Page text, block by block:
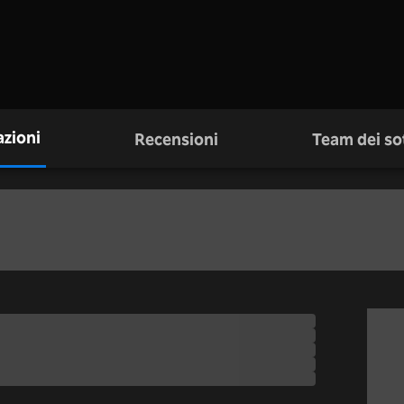
Recensioni Team dei